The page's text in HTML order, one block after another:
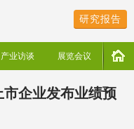
研究报告
产业访谈 展览会议
企业发布业绩预